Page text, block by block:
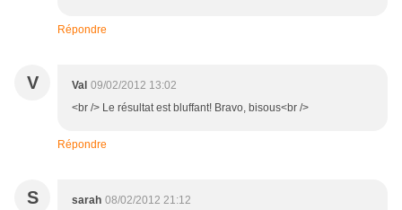
Répondre
V Val 09/02/2012 13:02
<br /> Le résultat est bluffant! Bravo, bisous<br />
Répondre
S sarah 08/02/2012 21:12